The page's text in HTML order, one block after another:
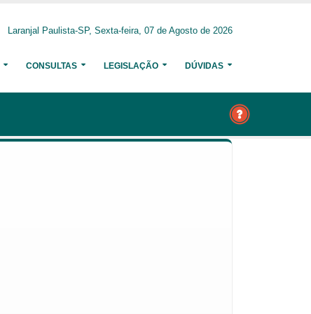
Laranjal Paulista-SP, Sexta-feira, 07 de Agosto de 2026
CONSULTAS LEGISLAÇÃO DÚVIDAS